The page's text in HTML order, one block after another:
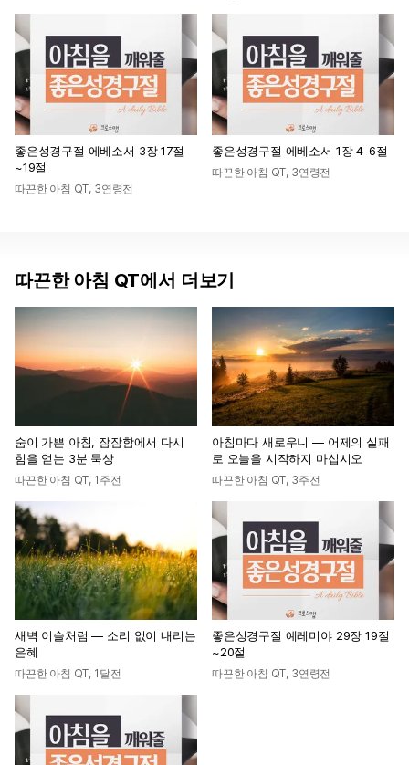
좋은성경구절 에베소서 3장 17절
~19절
따끈한 아침 QT, 3연령전
좋은성경구절 에베소서 1장 4-6절
따끈한 아침 QT, 3연령전
따끈한 아침 QT에서 더보기
숨이 가쁜 아침, 잠잠함에서 다시
힘을 얻는 3분 묵상
따끈한 아침 QT, 1주전
아침마다 새로우니 — 어제의 실패
로 오늘을 시작하지 마십시오
따끈한 아침 QT, 3주전
새벽 이슬처럼 — 소리 없이 내리는
은혜
따끈한 아침 QT, 1달전
좋은성경구절 예레미야 29장 19절
~20절
따끈한 아침 QT, 3연령전